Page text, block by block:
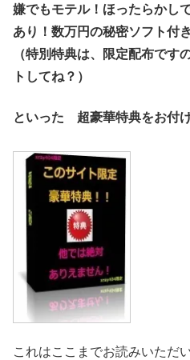
嫌でもモテル！ほったらかし
あり！数万円の秘密ソフト付
（特別特典は、限定配布です
トしてね？）
といった 超豪華特典をお付け
これはここまでお読みいただ